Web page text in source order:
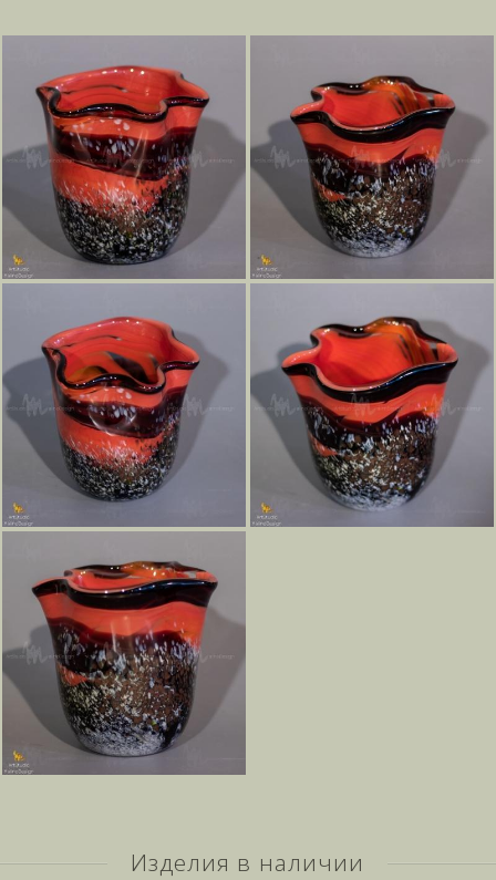
Изделия в наличии